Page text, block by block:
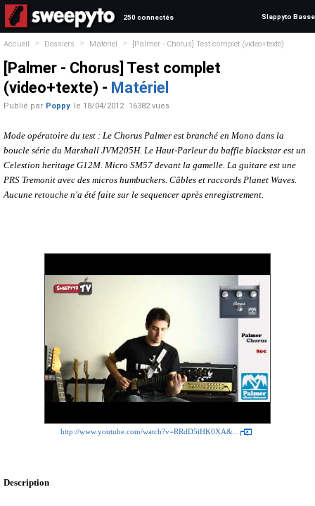
250 connectés Slappyto Basse
Accueil > Dossiers > Matériel > [Palmer - Chorus] Test complet (video+texte)
[Palmer - Chorus] Test complet
(video+texte) - Matériel
Publié par Poppy le 18/04/2012 16382 vues
Mode opératoire du test : Le Chorus Palmer est branché en Mono dans la
boucle série du Marshall JVM205H. Le Haut-Parleur du baffle blackstar est un
Celestion heritage G12M. Micro SM57 devant la gamelle. La guitare est une
PRS Tremonit avec des micros humbuckers. Câbles et raccords Planet Waves.
Aucune retouche n'a été faite sur le sequencer après enregistrement.
http://www.youtube.com/watch?v=RRdD5iHK0XA&...
Description